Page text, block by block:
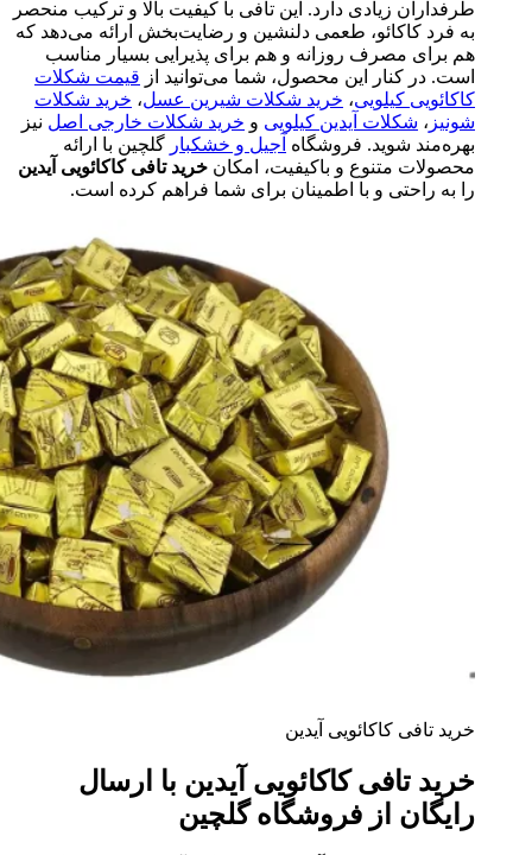
طرفداران زیادی دارد. این تافی با کیفیت بالا و ترکیب منحصر
به فرد کاکائو، طعمی دلنشین و رضایت‌بخش ارائه می‌دهد که
هم برای مصرف روزانه و هم برای پذیرایی بسیار مناسب
است. در کنار این محصول، شما می‌توانید از قیمت شکلات
کاکائویی کیلویی، خرید شکلات شیرین عسل، خرید شکلات
شونیز ، شکلات آیدین کیلویی و خرید شکلات خارجی اصل نیز
بهره‌مند شوید. فروشگاه آجیل و خشکبار گلچین با ارائه
محصولات متنوع و باکیفیت، امکان خرید تافی کاکائویی آیدین
را به راحتی و با اطمینان برای شما فراهم کرده است.
خرید تافی کاکائویی آیدین
خرید تافی کاکائویی آیدین با ارسال
رایگان از فروشگاه گلچین